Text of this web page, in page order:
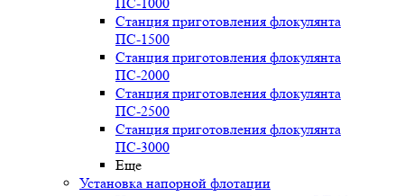
Станция приготовления флокулянта
ПС-1500
Станция приготовления флокулянта
ПС-2000
Станция приготовления флокулянта
ПС-2500
Станция приготовления флокулянта
ПС-3000
Еще
Установка напорной флотации